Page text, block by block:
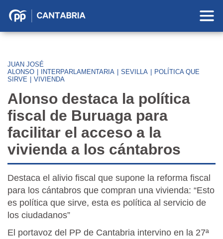
Partido
Cantabria
JUAN JOSÉ
ALONSO
INTERPARLAMENTARIA SEVILLA
POLÍTICA QUE
SIRVE
VIVIENDA
Alonso destaca la política
fiscal de Buruaga para
facilitar el acceso a la
vivienda a los cántabros
Destaca el alivio fiscal que supone la reforma fiscal
para los cántabros que compran una vivienda: “Esto
es política que sirve, esta es política al servicio de
los ciudadanos”
El portavoz del PP de Cantabria intervino en la 27ª